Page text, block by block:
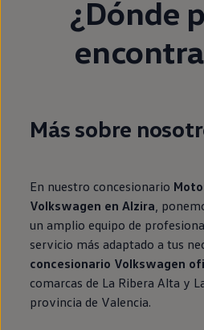
¿Dónde
Más sobre
En nuestro concesionario
Volkswagen en Alzira ,
un amplio equipo de
servicio más adaptado a tus
concesionario Volkswagen
comarcas de La Ribera Alta y
provincia de Valencia.